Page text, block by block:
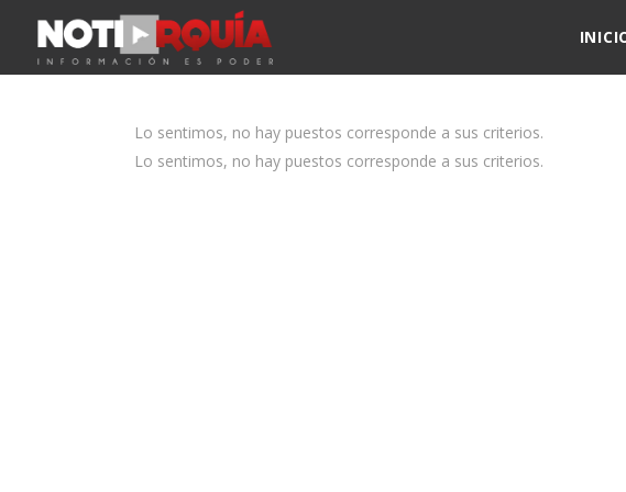
Lo sentimos, no hay puestos corresponde a sus criterios.
Lo sentimos, no hay puestos corresponde a sus criterios.